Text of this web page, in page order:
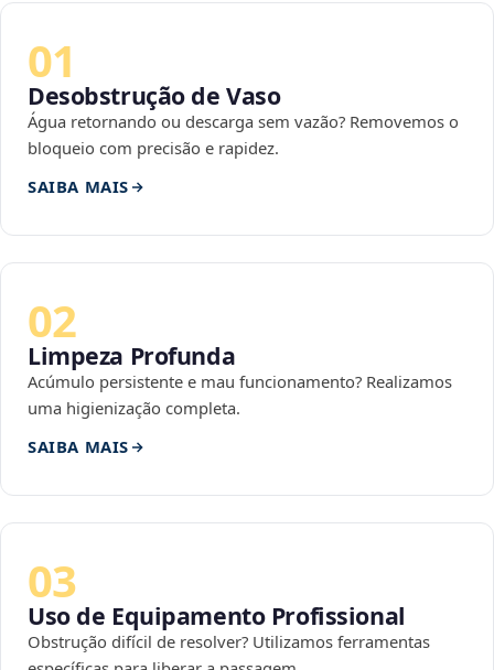
01
Desobstrução de Vaso
Água retornando ou descarga sem vazão? Removemos o
bloqueio com precisão e rapidez.
SAIBA MAIS
02
Limpeza Profunda
Acúmulo persistente e mau funcionamento? Realizamos
uma higienização completa.
SAIBA MAIS
03
Uso de Equipamento Profissional
Obstrução difícil de resolver? Utilizamos ferramentas